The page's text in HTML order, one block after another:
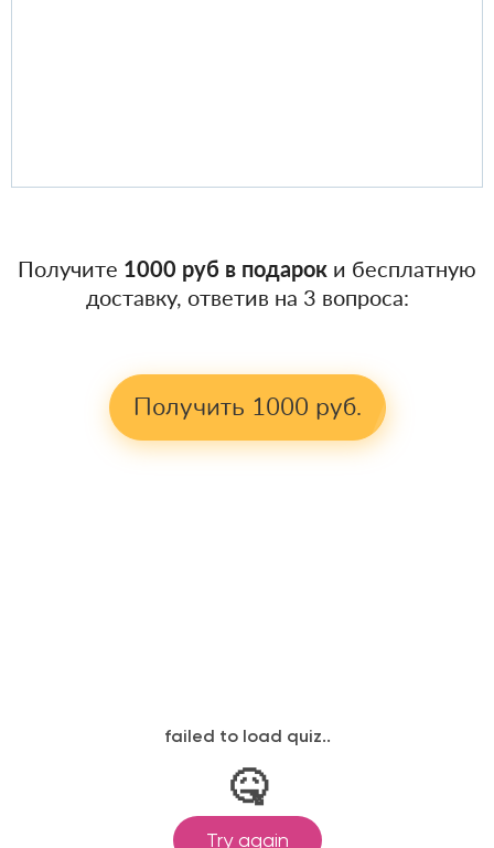
Получите 1000 руб в подарок и бесплатную
доставку, ответив на 3 вопроса:
Получить 1000 руб.